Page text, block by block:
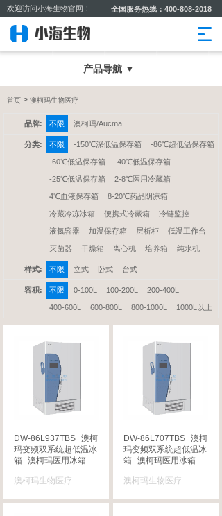
全国服务热线：400-808-2018
欢迎访问小海生物官网！
产品导航 ▼
首页 > 澳柯玛生物医疗
品牌: 不限 澳柯玛/Aucma
分类: 不限 -150℃深低温保存箱 -86℃超低温保存箱
-60℃低温保存箱 -40℃低温保存箱
-25℃低温保存箱 2-8℃医用冷藏箱
4℃血液保存箱 8-20℃药品阴凉箱
冷藏冷冻冰箱 便携式冷藏箱 冷链监控
液氮容器 加温保存箱 层析柜 低温工作台
灭菌器 干燥箱 离心机 培养箱 纯水机
样式: 不限 立式 卧式 台式
容积: 不限 0-100L 100-200L 200-400L
400-600L 600-800L 800-1000L 1000L以上
DW-86L937TBS 澳柯
玛变频双系统超低温冰
箱
澳柯玛医用冰箱
澳柯玛生物医疗 ...
DW-86L707TBS 澳柯
玛变频双系统超低温冰
箱
澳柯玛医用冰箱
澳柯玛生物医疗 ...